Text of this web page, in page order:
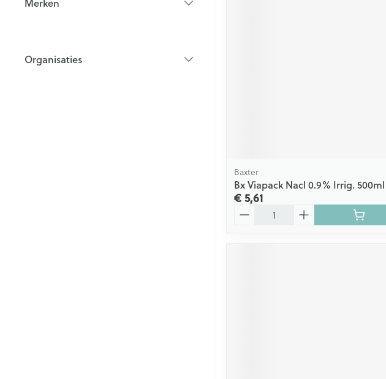
Organisaties
Baxter
Bx Viapack Nacl 0.9% Irrig. 500ml
€ 5,61